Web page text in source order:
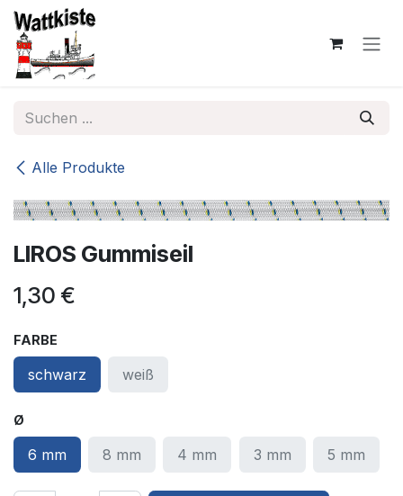
Zum Inhalt springen
Alle Produkte
LIROS Gummiseil
1,30 €
FARBE
schwarz weiß
Ø
6 mm 8 mm 4 mm 3 mm 5 mm